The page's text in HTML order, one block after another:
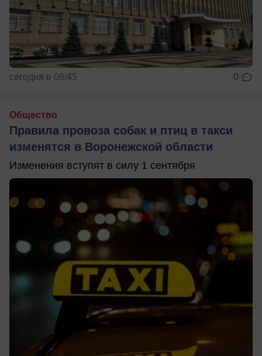
сегодня в 08:45 0
Общество
Правила провоза собак и птиц в такси
изменятся в Воронежской области
Изменения вступят в силу 1 сентября